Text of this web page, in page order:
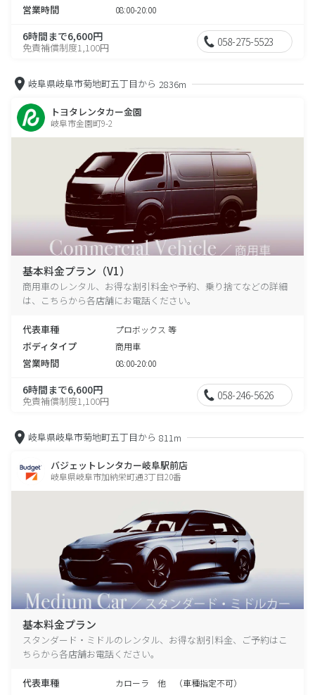
営業時間 08:00-20:00
6時間まで6,600円
免責補償制度1,100円 058-275-5523
岐阜県岐阜市菊地町五丁目から 2836m
トヨタレンタカー金園
岐阜市金園町9-2
基本料金プラン（V1）
商用車のレンタル、お得な割引料金や予約、乗り捨てなどの詳細
は、こちらから各店舗にお電話ください。
代表車種 プロボックス 等
ボディタイプ 商用車
営業時間 08:00-20:00
6時間まで6,600円
免責補償制度1,100円 058-246-5626
岐阜県岐阜市菊地町五丁目から 811m
バジェットレンタカー岐阜駅前店
岐阜県岐阜市加納栄町通3丁目20番
基本料金プラン
スタンダード・ミドルのレンタル、お得な割引料金、ご予約はこ
ちらから各店舗お電話ください。
代表車種 カローラ 他 （車種指定不可）